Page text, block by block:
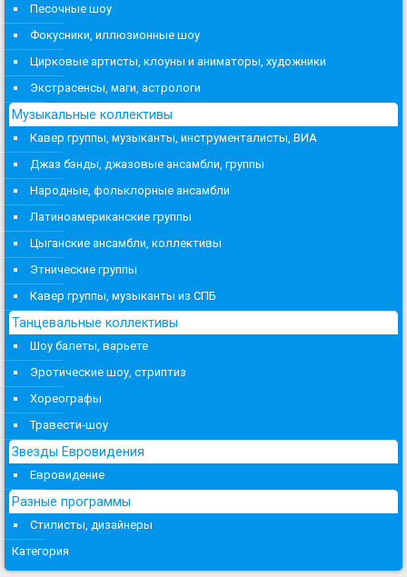
Песочные шоу
Фокусники, иллюзионные шоу
Цирковые артисты, клоуны и аниматоры, художники
Экстрасенсы, маги, астрологи
Музыкальные коллективы
Кавер группы, музыканты, инструменталисты, ВИА
Джаз бэнды, джазовые ансамбли, группы
Народные, фольклорные ансамбли
Латиноамериканские группы
Цыганские ансамбли, коллективы
Этнические группы
Кавер группы, музыканты из СПБ
Танцевальные коллективы
Шоу балеты, варьете
Эротические шоу, стриптиз
Хореографы
Травести-шоу
Звезды Евровидения
Евровидение
Разные программы
Стилисты, дизайнеры
Категория